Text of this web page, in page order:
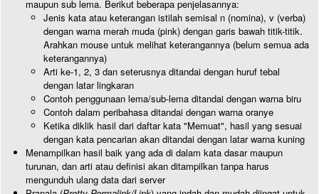
maupun sub lema. Berikut beberapa penjelasannya:
Jenis kata atau keterangan istilah semisal n (nomina), v (verba)
dengan warna merah muda (pink) dengan garis bawah titik-titik.
Arahkan mouse untuk melihat keterangannya (belum semua ada
keterangannya)
Arti ke-1, 2, 3 dan seterusnya ditandai dengan huruf tebal
dengan latar lingkaran
Contoh penggunaan lema/sub-lema ditandai dengan warna biru
Contoh dalam peribahasa ditandai dengan warna oranye
Ketika diklik hasil dari daftar kata "Memuat", hasil yang sesuai
dengan kata pencarian akan ditandai dengan latar warna kuning
Menampilkan hasil baik yang ada di dalam kata dasar maupun
turunan, dan arti atau definisi akan ditampilkan tanpa harus
mengunduh ulang data dari server